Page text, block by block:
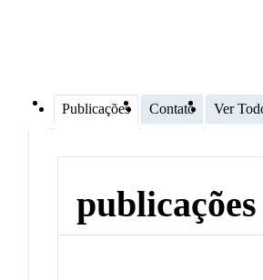
Publicações Contato Ver